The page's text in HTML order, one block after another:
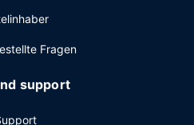
ohne Service (kostenlos).
Fragen
support